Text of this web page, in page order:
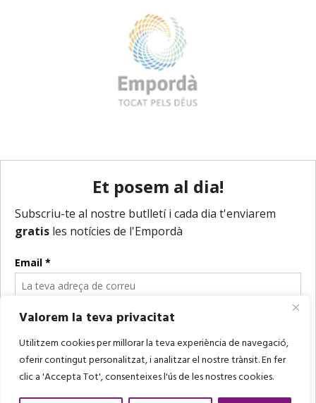
Valorem la teva privacitat
Utilitzem cookies per millorar la teva experiència de navegació,
oferir contingut personalitzat, i analitzar el nostre trànsit. En fer
clic a 'Accepta Tot', consenteixes l'ús de les nostres cookies.